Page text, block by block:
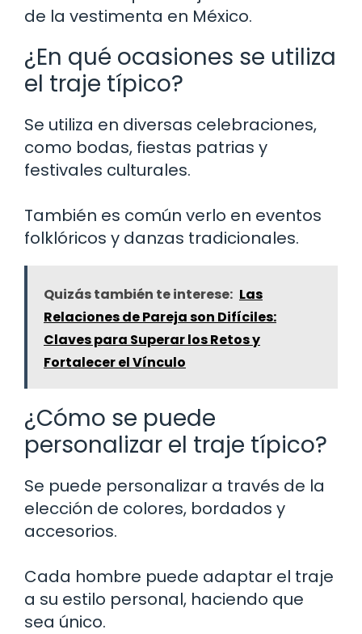
de la vestimenta en México.
¿En qué ocasiones se utiliza
el traje típico?
Se utiliza en diversas celebraciones,
como bodas, fiestas patrias y
festivales culturales.
También es común verlo en eventos
folklóricos y danzas tradicionales.
Quizás también te interese: Las
Relaciones de Pareja son Difíciles:
Claves para Superar los Retos y
Fortalecer el Vínculo
¿Cómo se puede
personalizar el traje típico?
Se puede personalizar a través de la
elección de colores, bordados y
accesorios.
Cada hombre puede adaptar el traje
a su estilo personal, haciendo que
sea único.